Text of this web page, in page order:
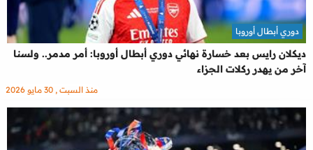
ديكلان رايس بعد خسارة نهائي دوري أبطال أوروبا: أمر مدمر.. ولسنا
آخر من يهدر ركلات الجزاء
دوري أبطال أوروبا
منذ السبت , 30 مايو 2026